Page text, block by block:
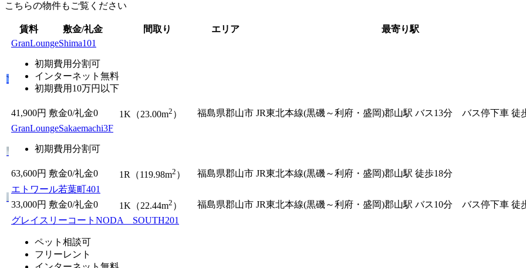
こちらの物件もご覧ください
賃料 敷金/礼金 間取り エリア
最寄り駅
GranLoungeShima101
初期費用分割可
インターネット無料
初期費用10万円以下
41,900円 敷金0/礼金0 1K（23.00m2 ） 福島県郡山市 JR東北本線(黒磯～利府・盛岡)郡山駅 バス13分 バス停下車 徒
GranLoungeSakaemachi3F
初期費用分割可
63,600円 敷金0/礼金0 1R（119.98m2 ） 福島県郡山市 JR東北本線(黒磯～利府・盛岡)郡山駅 徒歩18分
エトワール若葉町401
33,000円 敷金0/礼金0 1K（22.44m2 ） 福島県郡山市 JR東北本線(黒磯～利府・盛岡)郡山駅 バス10分 バス停下車 徒
グレイスリーコートNODA SOUTH201
ペット相談可
フリーレント